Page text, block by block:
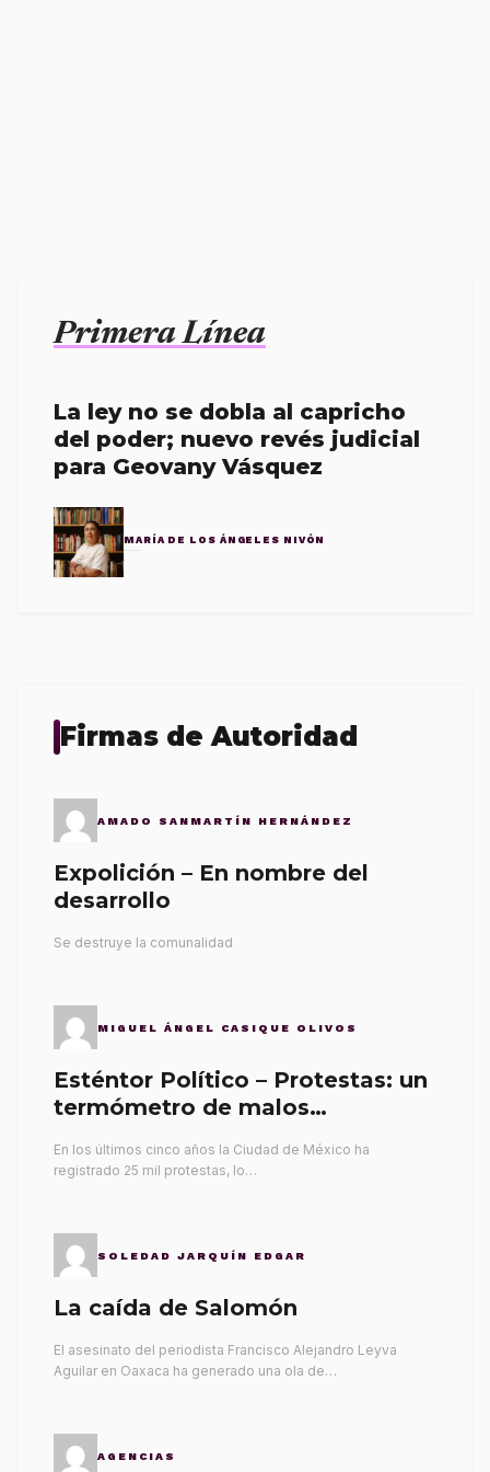
Primera Línea
La ley no se dobla al capricho
del poder; nuevo revés judicial
para Geovany Vásquez
MARÍA DE LOS ÁNGELES NIVÓN
Firmas de Autoridad
AMADO SANMARTÍN HERNÁNDEZ
Expolición – En nombre del
desarrollo
Se destruye la comunalidad
MIGUEL ÁNGEL CASIQUE OLIVOS
Esténtor Político – Protestas: un
termómetro de malos
En los últimos cinco años la Ciudad de México ha
registrado 25 mil protestas, lo…
SOLEDAD JARQUÍN EDGAR
La caída de Salomón
El asesinato del periodista Francisco Alejandro Leyva
Aguilar en Oaxaca ha generado una ola de…
AGENCIAS